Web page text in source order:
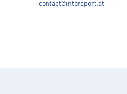
contact@intersport.at